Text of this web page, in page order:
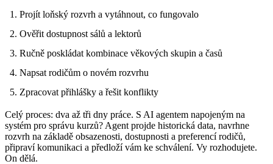
Projít loňský rozvrh a vytáhnout, co fungovalo
Ověřit dostupnost sálů a lektorů
Ručně poskládat kombinace věkových skupin a časů
Napsat rodičům o novém rozvrhu
Zpracovat přihlášky a řešit konflikty
Celý proces: dva až tři dny práce. S AI agentem napojeným na
systém pro správu kurzů? Agent projde historická data, navrhne
rozvrh na základě obsazenosti, dostupnosti a preferencí rodičů,
připraví komunikaci a předloží vám ke schválení. Vy rozhodujete.
On dělá.